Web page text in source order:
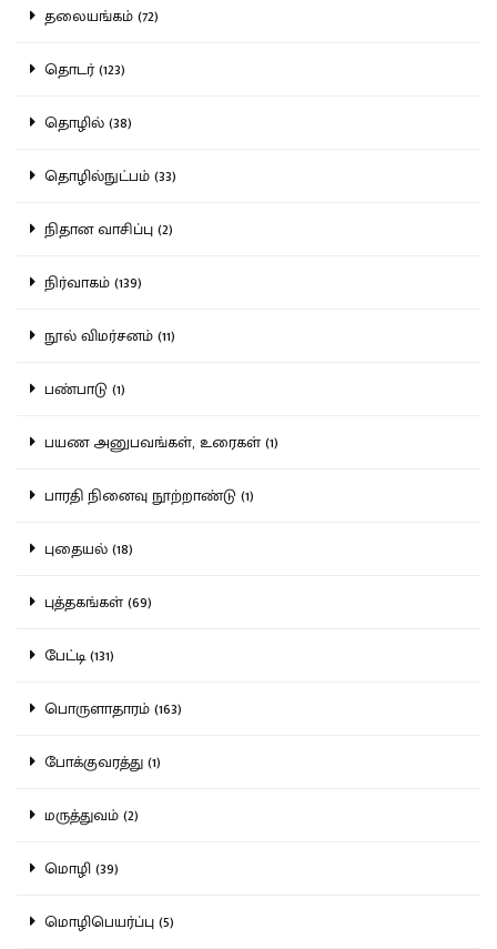
தலையங்கம் (72)
தொடர் (123)
தொழில் (38)
தொழில்நுட்பம் (33)
நிதான வாசிப்பு (2)
நிர்வாகம் (139)
நூல் விமர்சனம் (11)
பண்பாடு (1)
பயண அனுபவங்கள், உரைகள் (1)
பாரதி நினைவு நூற்றாண்டு (1)
புதையல் (18)
புத்தகங்கள் (69)
பேட்டி (131)
பொருளாதாரம் (163)
போக்குவரத்து (1)
மருத்துவம் (2)
மொழி (39)
மொழிபெயர்ப்பு (5)